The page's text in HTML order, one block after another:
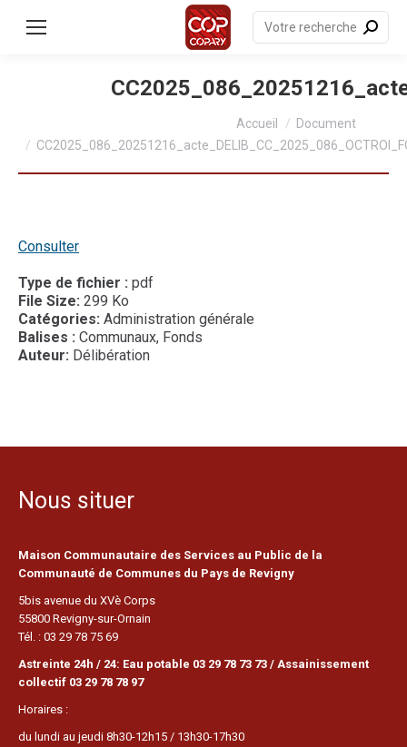
principal
Recherche
:
Accueil
Document
Consulter
Type de fichier : pdf
File Size: 299 Ko
Catégories: Administration générale
Balises : Communaux, Fonds
Auteur: Délibération
Nous situer
Maison Communautaire des Services au Public de la
Communauté de Communes du Pays de Revigny
5bis avenue du XVè Corps
55800 Revigny-sur-Ornain
Tél. : 03 29 78 75 69
Astreinte 24h / 24: Eau potable 03 29 78 73 73 / Assainissement
collectif 03 29 78 78 97
Horaires :
du lundi au jeudi 8h30-12h15 / 13h30-17h30